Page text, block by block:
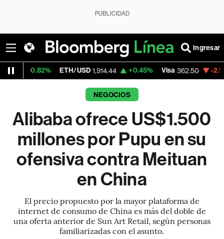
PUBLICIDAD
Ingresar
ETH/USD 1,914.44 +0.45% Visa 362.50 -2.15%
NEGOCIOS
Alibaba ofrece US$1.500
millones por Pupu en su
ofensiva contra Meituan
en China
El precio propuesto por la mayor plataforma de
internet de consumo de China es más del doble de
una oferta anterior de Sun Art Retail, según personas
familiarizadas con el asunto.